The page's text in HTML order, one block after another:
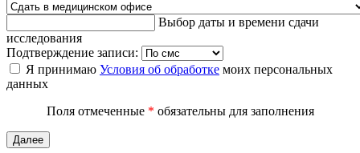
Выбор даты и времени сдачи
исследования
Подтверждение записи:
Я принимаю Условия об обработке моих персональных
данных
Поля отмеченные * обязательны для заполнения
Далее